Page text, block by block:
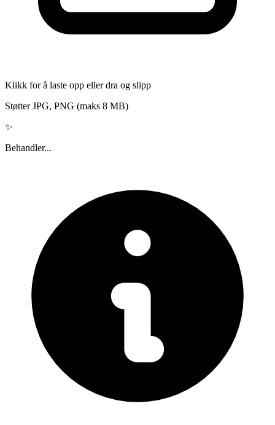
Klikk for å laste opp eller dra og slipp
Støtter JPG, PNG (maks 8 MB)
✨
Behandler...